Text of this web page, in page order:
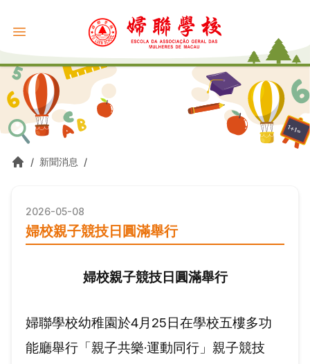
/ 新聞消息 /
2026-05-08
婦校親子競技日圓滿舉行
婦校親子競技日圓滿舉行
婦聯學校幼稚園於4月25日在學校五樓多功
能廳舉行「親子共樂‧運動同行」親子競技